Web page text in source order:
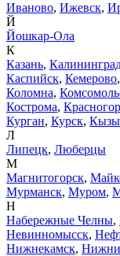
Иваново, Ижевск,
Й
Йошкар-Ола
К
Казань,
Каспийск, Кемерово,
Коломна,
Кострома,
Курган, Курск,
Л
Липецк, Люберцы
М
Магнитогорск,
Мурманск, Муром,
Н
Набережные Челны,
Невинномысск,
Нижнекамск,